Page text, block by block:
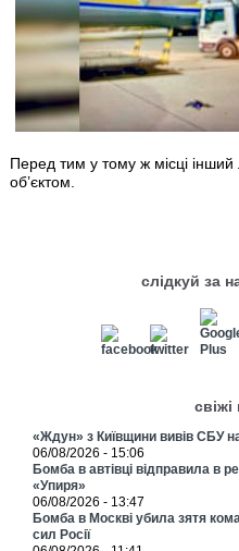
Перед тим у тому ж місці інший
об’єктом.
слідкуй за
«Ждун» з Київщини вивів СБУ
06/08/2026 - 15:06
Бомба в автівці відправила в
«Упиря»
06/08/2026 - 13:47
Бомба в Москві убила зятя
сил Росії